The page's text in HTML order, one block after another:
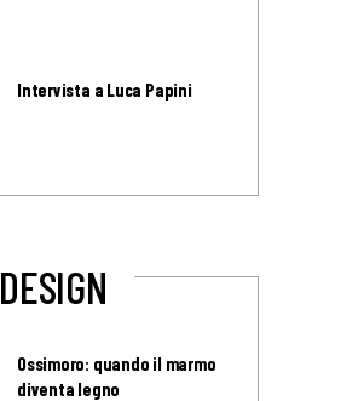
Intervista a Luca Papini
DESIGN
Ossimoro: quando il marmo
diventa legno